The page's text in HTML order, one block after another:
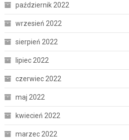
październik 2022
wrzesień 2022
sierpień 2022
lipiec 2022
czerwiec 2022
maj 2022
kwiecień 2022
marzec 2022